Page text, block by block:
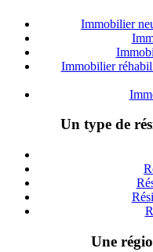
Immobilier
Immobilier
Un type de
Une